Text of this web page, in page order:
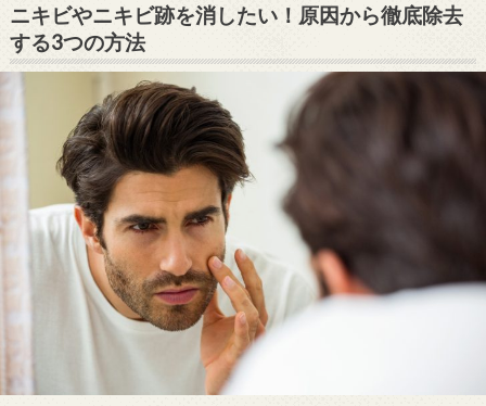
ニキビやニキビ跡を消したい！原因から徹底除去
する3つの方法